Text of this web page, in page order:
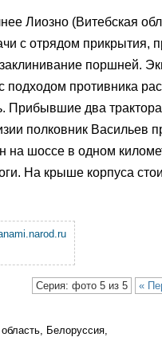
Лиозно (Витебская
с отрядом
поршней.
подходом противника
Прибывшие два
полковник Васильев
на шоссе в одном
На крыше корпуса
Серия: фото 5 из 5 «
Белоруссия,